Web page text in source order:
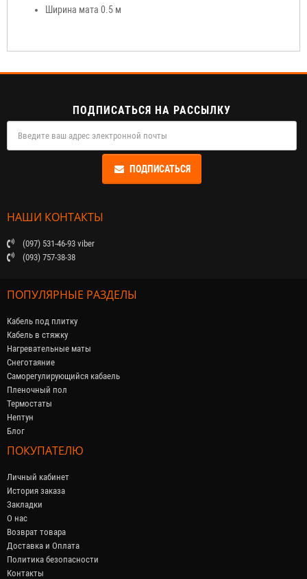
Ширина мата 0.5 м
ПОДПИСАТЬСЯ НА РАССЫЛКУ
ПОДПИСАТЬСЯ
НАШИ КОНТАКТЫ
(097) 531-46-93 viber
(093) 757-38-38
ПОПУЛЯРНЫЕ РАЗДЕЛЫ
Кабель под плитку
Кабель в стяжку
Нагревательные маты
Снеготаяние
Саморегулирующийся кабaель
Пленочный пол
Термостаты
Нептун
Блог
ПОКУПАТЕЛЮ
Личный кабинет
История заказа
Закладки
О нас
Возврат товара
Доставка и Оплата
Политика безопасности
Контакты